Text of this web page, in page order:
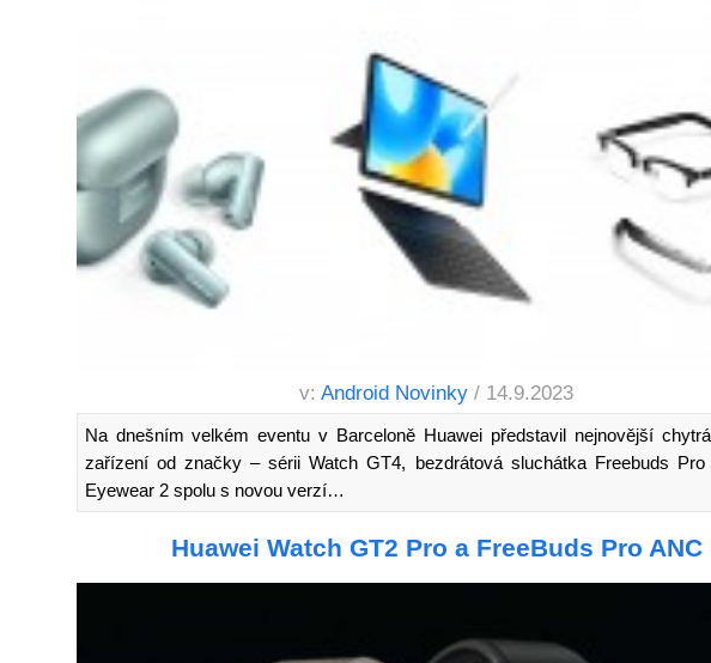
v:Android Novinky / 14.9.2023
Na dnešním velkém eventu v Barceloně Huawei představil nejnovější
zařízení od značky – sérii Watch GT4, bezdrátová sluchátka Freebuds
Eyewear 2 spolu s novou verzí…
Huawei Watch GT2 Pro a FreeBuds Pro ANC